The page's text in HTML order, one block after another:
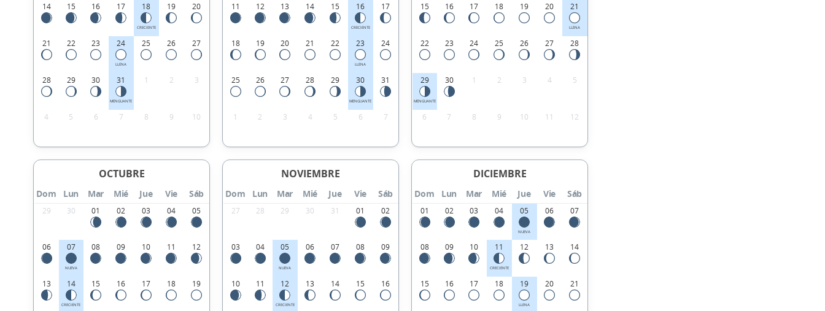
14 15 16 17 18
CRECIENTE
19 20
21 22 23 24
LLENA
25 26 27
28 29 30 31
MENGUANTE
1 2 3
4 5 6 7 8 9 10
11 12 13 14 15 16
CRECIENTE
17
18 19 20 21 22 23
LLENA
24
25 26 27 28 29 30
MENGUANTE
31
1 2 3 4 5 6 7
15 16 17 18 19 20 21
LLENA
22 23 24 25 26 27 28
29
MENGUANTE
30 1 2 3 4 5
6 7 8 9 10 11 12
OCTUBRE
Dom Lun Mar Mié Jue Vie Sáb
29 30 01 02 03 04 05
06 07
NUEVA
08 09 10 11 12
13 14
CRECIENTE
15 16 17 18 19
NOVIEMBRE
Dom Lun Mar Mié Jue Vie Sáb
27 28 29 30 31 01 02
03 04 05
NUEVA
06 07 08 09
10 11 12
CRECIENTE
13 14 15 16
DICIEMBRE
Dom Lun Mar Mié Jue Vie Sáb
01 02 03 04 05
NUEVA
06 07
08 09 10 11
CRECIENTE
12 13 14
15 16 17 18 19
LLENA
20 21